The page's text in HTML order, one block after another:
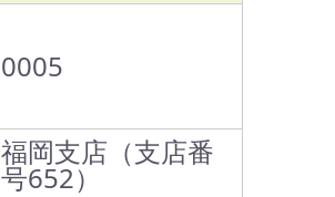
0005
福岡支店（支店番
号652）